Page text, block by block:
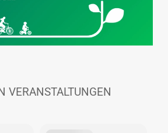
VERANSTALTUNGEN